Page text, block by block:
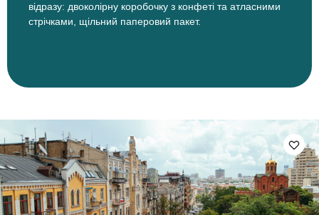
відразу: двоколірну коробочку з конфеті та атласними
стрічками, щільний паперовий пакет.